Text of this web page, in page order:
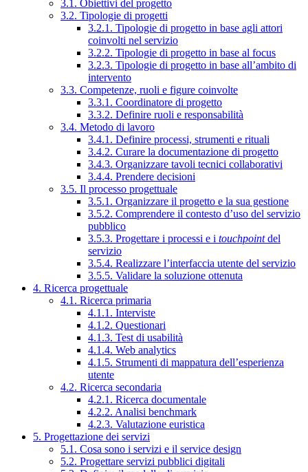
3.1. Obiettivi del progetto
3.2. Tipologie di progetti
3.2.1. Tipologie di progetto in base agli attori
coinvolti nel servizio
3.2.2. Tipologie di progetto in base al focus
3.2.3. Tipologie di progetto in base all’ambito di
intervento
3.3. Competenze, ruoli e figure coinvolte
3.3.1. Coordinatore di progetto
3.3.2. Definire ruoli e responsabilità
3.4. Metodo di lavoro
3.4.1. Definire processi, strumenti e rituali
3.4.2. Curare la documentazione di progetto
3.4.3. Organizzare tavoli tecnici collaborativi
3.4.4. Prendere decisioni
3.5. Il processo progettuale
3.5.1. Organizzare il progetto e la sua gestione
3.5.2. Comprendere il contesto d’uso del servizio
pubblico
3.5.3. Progettare i processi e i touchpointdel
servizio
3.5.4. Realizzare l’interfaccia utente del servizio
3.5.5. Validare la soluzione ottenuta
4. Ricerca progettuale
4.1. Ricerca primaria
4.1.1. Interviste
4.1.2. Questionari
4.1.3. Test di usabilità
4.1.4. Web analytics
4.1.5. Strumenti di mappatura dell’esperienza
utente
4.2. Ricerca secondaria
4.2.1. Ricerca documentale
4.2.2. Analisi benchmark
4.2.3. Valutazione euristica
5. Progettazione dei servizi
5.1. Cosa sono i servizi e il service design
5.2. Progettare servizi pubblici digitali